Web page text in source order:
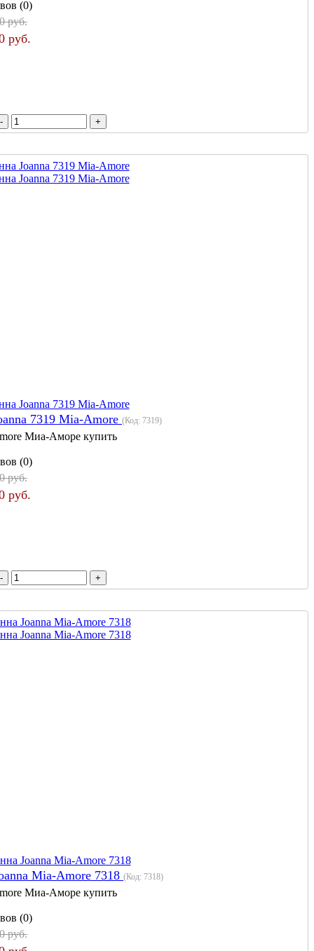
(0)
руб.
руб.
7319 Mia-Amore (Код: 7319)
Миа-Аморе купить
(0)
руб.
руб.
Mia-Amore 7318 (Код: 7318)
Миа-Аморе купить
(0)
руб.